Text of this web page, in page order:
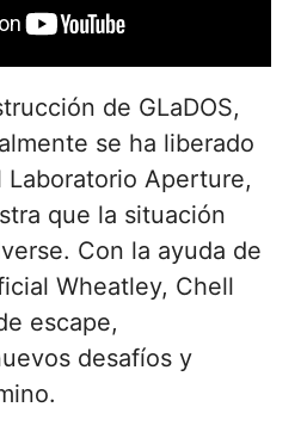
de GLaDOS,
se ha liberado
Aperture,
que la situación
Con la ayuda de
Wheatley, Chell
escape,
desafíos y